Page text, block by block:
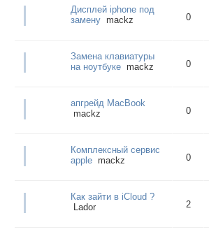
Дисплей iphone под
замену mackz 0
Замена клавиатуры
на ноутбуке mackz 0
апгрейд MacBook
mackz
0
Комплексный сервис
apple mackz 0
Как зайти в iCloud ?
Lador
2